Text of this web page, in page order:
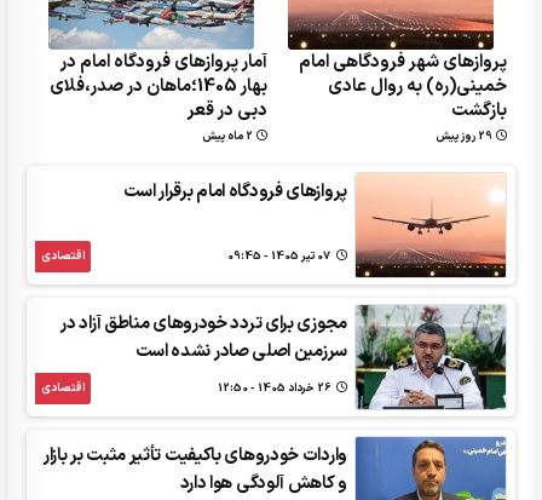
پروازهای شهر فرودگاهی امام
خمینی(ره) به روال عادی
بازگشت
29 روز پیش
آمار پروازهای فرودگاه امام در
بهار 1405؛ماهان در صدر،فلا‌ی
دبی در قعر
2 ماه پیش
پروازهای فرودگاه امام برقرار است
اقتصادی
مجوزی برای تردد خودروهای مناطق آزاد در
سرزمین اصلی صادر نشده است
اقتصادی
واردات خودروهای باکیفیت تأثیر مثبت بر بازار
و کاهش آلودگی هوا دارد